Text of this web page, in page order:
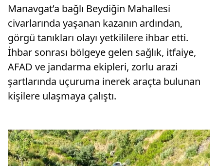
Manavgat’a bağlı Beydiğin Mahallesi
civarlarında yaşanan kazanın ardından,
görgü tanıkları olayı yetkililere ihbar etti.
İhbar sonrası bölgeye gelen sağlık, itfaiye,
AFAD ve jandarma ekipleri, zorlu arazi
şartlarında uçuruma inerek araçta bulunan
kişilere ulaşmaya çalıştı.